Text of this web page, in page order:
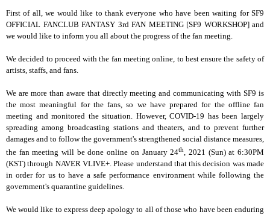
First of all, we would like to thank everyone who have been waiting for SF9
OFFICIAL FANCLUB FANTASY 3rd FAN MEETING [SF9 WORKSHOP] and
we would like to inform you all about the progress of the fan meeting.
We decided to proceed with the fan meeting online, to best ensure the safety of
artists, staffs, and fans.
We are more than aware that directly meeting and communicating with SF9 is
the most meaningful for the fans, so we have prepared for the offline fan
meeting and monitored the situation. However, COVID-19 has been largely
spreading among broadcasting stations and theaters, and to prevent further
damages and to follow the government's strengthened social distance measures,
the fan meeting will be done online on January 24th, 2021 (Sun) at 6:30PM
(KST) through NAVER VLIVE+. Please understand that this decision was made
in order for us to have a safe performance environment while following the
government's quarantine guidelines.
We would like to express deep apology to all of those who have been enduring